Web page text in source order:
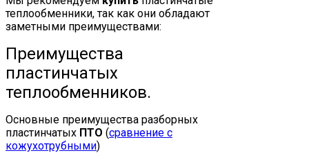
теплообменники, так как они обладают
заметными преимуществами:
Преимущества
пластинчатых
теплообменников.
Основные преимущества разборных
пластинчатых ПТО (сравнение с
кожухотрубными)